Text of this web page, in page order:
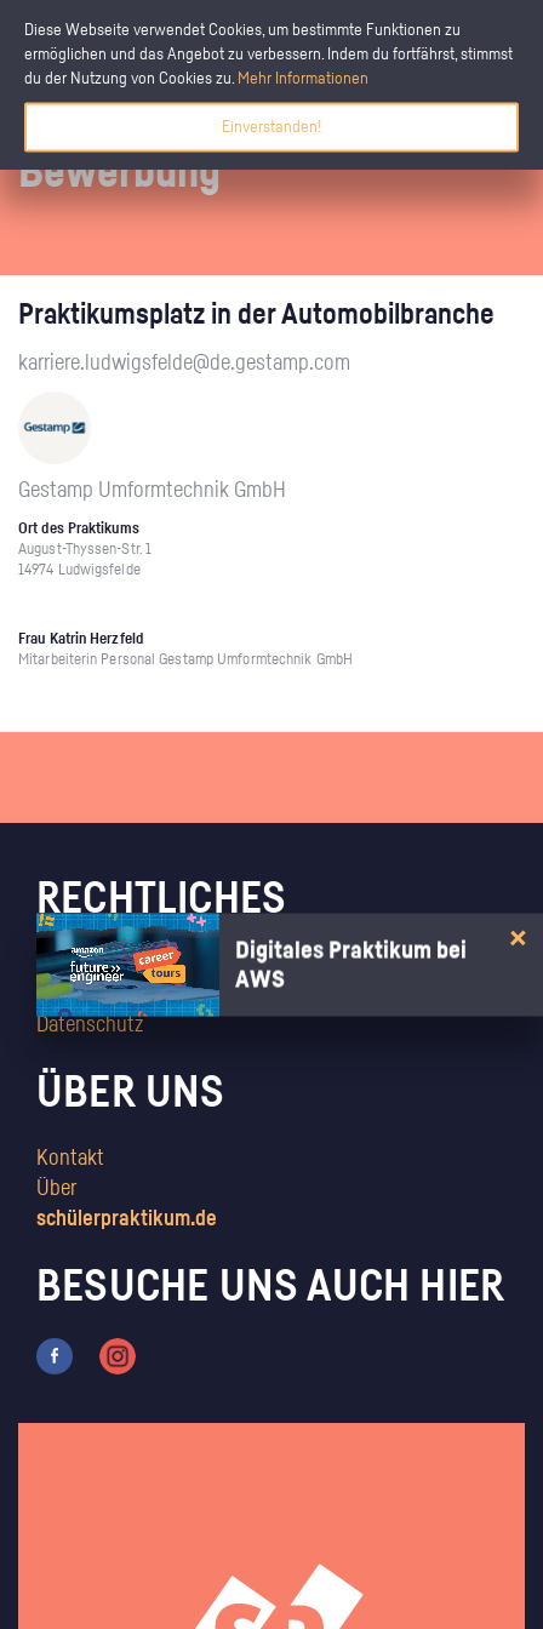
Diese Webseite verwendet Cookies, um bestimmte Funktionen zu
ermöglichen und das Angebot zu verbessern. Indem du fortfährst, stimmst
du der Nutzung von Cookies zu. Mehr Informationen
Einverstanden!
Bewerbung
Praktikumsplatz in der Automobilbranche
karriere.ludwigsfelde@de.gestamp.com
Gestamp Umformtechnik GmbH
Ort des Praktikums
August-Thyssen-Str. 1
14974 Ludwigsfelde
Frau Katrin Herzfeld
Mitarbeiterin Personal Gestamp Umformtechnik GmbH
Digitales Praktikum bei
AWS
RECHTLICHES
Impressum
AGB
Datenschutz
ÜBER UNS
Kontakt
Über
schülerpraktikum.de
BESUCHE UNS AUCH HIER